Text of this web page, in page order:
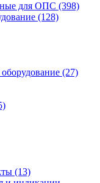
для ОПС (398)
(128)
(27)
(13)